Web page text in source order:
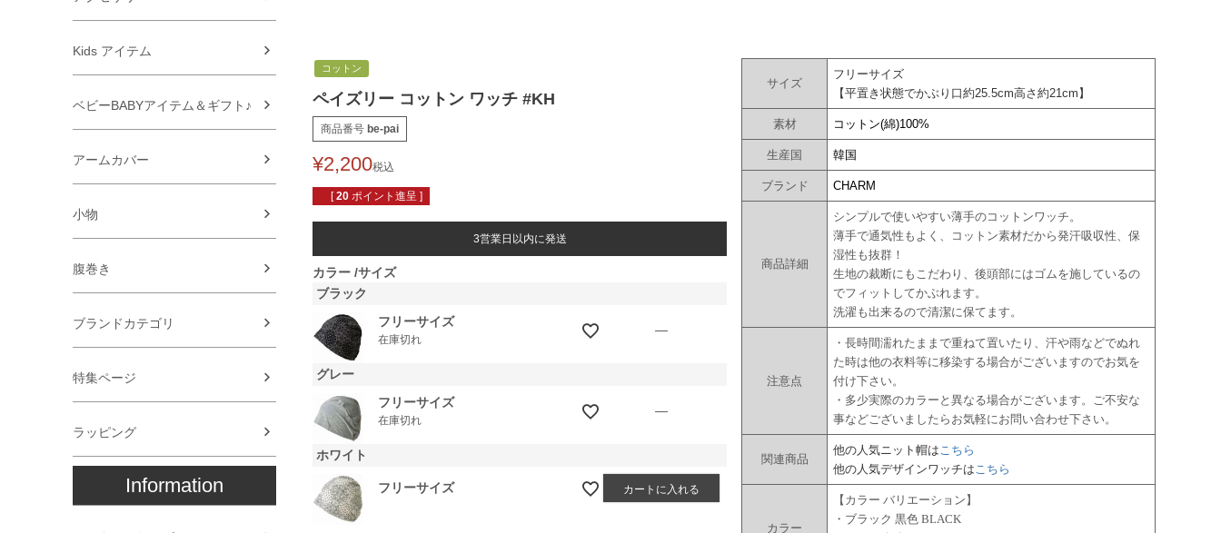
Kids アイテム
ベビーBABYアイテム＆ギフト♪
アームカバー
小物
腹巻き
ブランドカテゴリ
特集ページ
ラッピング
Information
コットン
ペイズリー コットン ワッチ #KH
商品番号 be-pai
¥2,200税込
[ 20 ポイント進呈 ]
3営業日以内に発送
カラー サイズ
ブラック
フリーサイズ
在庫切れ
—
グレー
フリーサイズ
在庫切れ
—
ホワイト
フリーサイズ カートに入れる
サイズ
フリーサイズ
【平置き状態でかぶり口約25.5cm高さ約21cm】
素材 コットン(綿)100%
生産国 韓国
ブランド CHARM
商品詳細
シンプルで使いやすい薄手のコットンワッチ。
薄手で通気性もよく、コットン素材だから発汗吸収性、保
湿性も抜群！
生地の裁断にもこだわり、後頭部にはゴムを施しているの
でフィットしてかぶれます。
洗濯も出来るので清潔に保てます。
注意点
・長時間濡れたままで重ねて置いたり、汗や雨などでぬれ
た時は他の衣料等に移染する場合がございますのでお気を
付け下さい。
・多少実際のカラーと異なる場合がございます。ご不安な
事などございましたらお気軽にお問い合わせ下さい。
関連商品
他の人気ニット帽はこちら
他の人気デザインワッチはこちら
カラー
【カラー バリエーション】
・ブラック 黒色 BLACK